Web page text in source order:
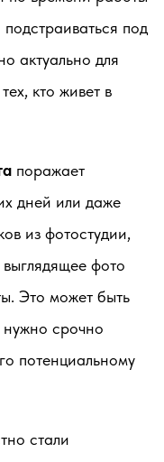
под
актуально для
кто живет в
поражает
дней или даже
из фотостудии,
фото
Это может быть
срочно
потенциальному
стали